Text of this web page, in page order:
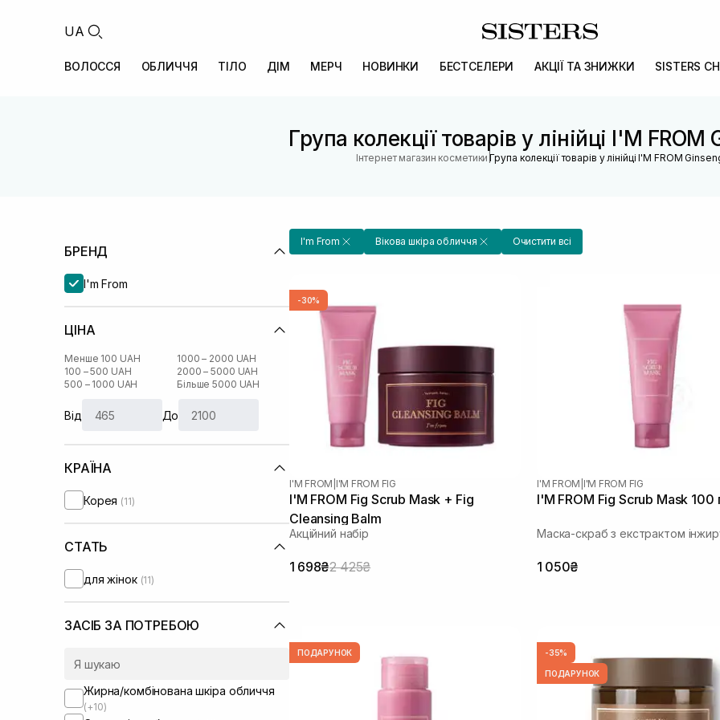
UA
ВОЛОССЯ ОБЛИЧЧЯ ТІЛО ДІМ МЕРЧ НОВИНКИ БЕСТСЕЛЕРИ АКЦІЇ ТА ЗНИЖКИ SISTERS
Група колекції товарів у лінійці I'M FROM
Інтернет магазин косметики |Група колекції товарів у лінійці I'M FROM
БРЕНД
I'm From
ЦІНА
Менше 100 UAH
100 – 500 UAH
500 – 1000 UAH
1000 – 2000 UAH
2000 – 5000 UAH
Більше 5000 UAH
Від До
КРАЇНА
Корея (11)
СТАТЬ
для жінок (11)
ЗАСІБ ЗА ПОТРЕБОЮ
Жирна/комбінована шкіра обличчя
(+10)
I'm From Вікова шкіра обличчя Очистити всі
-30%
I'M FROM I'M FROM FIG
I'M FROM Fig Scrub Mask + Fig
Cleansing Balm
Акційний набір
1 698₴2 425₴
I'M FROM I'M FROM FIG
I'M FROM Fig Scrub Mask 100
Маска-скраб з екстрактом
1 050₴
ПОДАРУНОК -35%
ПОДАРУНОК